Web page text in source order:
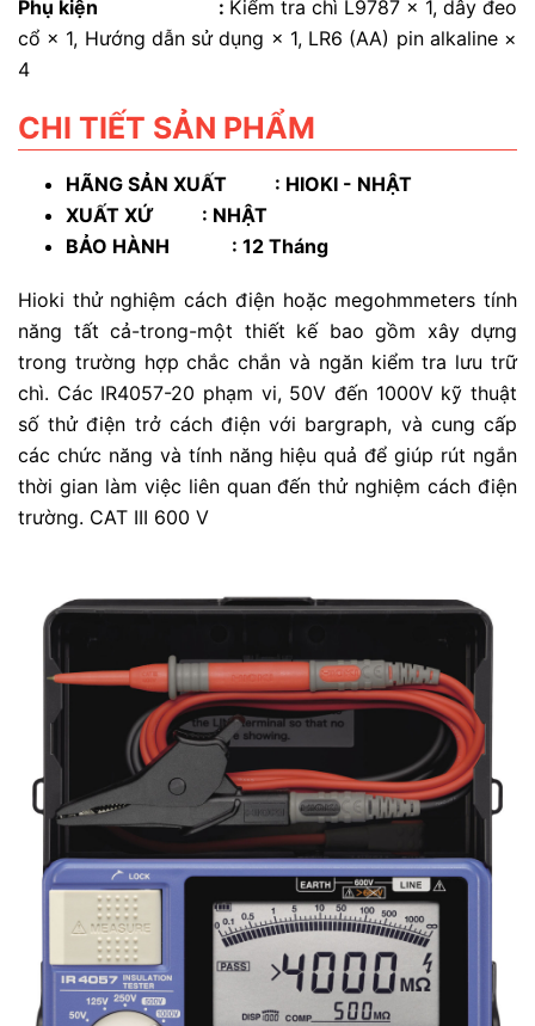
Phụ kiện : Kiểm tra chì L9787 × 1, dây đeo
cổ × 1, Hướng dẫn sử dụng × 1, LR6 (AA) pin alkaline ×
4
CHI TIẾT SẢN PHẨM
HÃNG SẢN XUẤT : HIOKI - NHẬT
XUẤT XỨ : NHẬT
BẢO HÀNH : 12 Tháng
Hioki thử nghiệm cách điện hoặc megohmmeters tính
năng tất cả-trong-một thiết kế bao gồm xây dựng
trong trường hợp chắc chắn và ngăn kiểm tra lưu trữ
chì. Các IR4057-20 phạm vi, 50V đến 1000V kỹ thuật
số thử điện trở cách điện với bargraph, và cung cấp
các chức năng và tính năng hiệu quả để giúp rút ngắn
thời gian làm việc liên quan đến thử nghiệm cách điện
trường. CAT III 600 V